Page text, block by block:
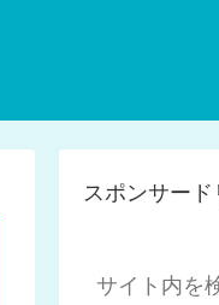
スポンサード